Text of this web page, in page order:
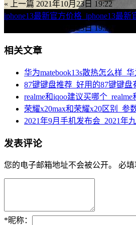
« 上一篇 2021年10月23日 19:22
iphone13最新官方价格_iphone13最新
2021年10月23日 19:22
相关文章
华为matebook13s散热怎么样_
87键键盘推荐_好用的87键键盘
realme和iqoo建议买哪个
荣耀x20max和荣耀x20区别_参
2021年9月手机发布会_2021年
发表评论
您的电子邮箱地址不会被公开。 必填
*昵称：